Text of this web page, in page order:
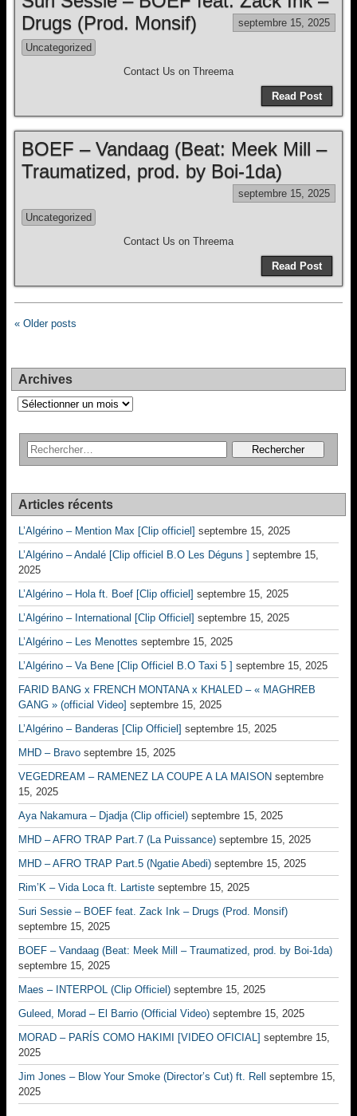
Drugs (Prod. Monsif)
septembre 15, 2025
Uncategorized
Contact Us on Threema
Read Post
BOEF – Vandaag (Beat: Meek Mill –
Traumatized, prod. by Boi-1da)
septembre 15, 2025
Uncategorized
Contact Us on Threema
Read Post
« Older posts
Archives
Archives
Articles récents
L’Algérino – Mention Max [Clip officiel] septembre 15, 2025
L’Algérino – Andalé [Clip officiel B.O Les Déguns ] septembre 15,
2025
L’Algérino – Hola ft. Boef [Clip officiel] septembre 15, 2025
L’Algérino – International [Clip Officiel] septembre 15, 2025
L’Algérino – Les Menottes septembre 15, 2025
L’Algérino – Va Bene [Clip Officiel B.O Taxi 5 ] septembre 15, 2025
FARID BANG x FRENCH MONTANA x KHALED – « MAGHREB
GANG » (official Video] septembre 15, 2025
L’Algérino – Banderas [Clip Officiel] septembre 15, 2025
MHD – Bravo septembre 15, 2025
VEGEDREAM – RAMENEZ LA COUPE A LA MAISON septembre
15, 2025
Aya Nakamura – Djadja (Clip officiel) septembre 15, 2025
MHD – AFRO TRAP Part.7 (La Puissance) septembre 15, 2025
MHD – AFRO TRAP Part.5 (Ngatie Abedi) septembre 15, 2025
Rim’K – Vida Loca ft. Lartiste septembre 15, 2025
Suri Sessie – BOEF feat. Zack Ink – Drugs (Prod. Monsif)
septembre 15, 2025
BOEF – Vandaag (Beat: Meek Mill – Traumatized, prod. by Boi-1da)
septembre 15, 2025
Maes – INTERPOL (Clip Officiel) septembre 15, 2025
Guleed, Morad – El Barrio (Official Video) septembre 15, 2025
MORAD – PARÍS COMO HAKIMI [VIDEO OFICIAL] septembre 15,
2025
Jim Jones – Blow Your Smoke (Director’s Cut) ft. Rell
septembre 15,
2025